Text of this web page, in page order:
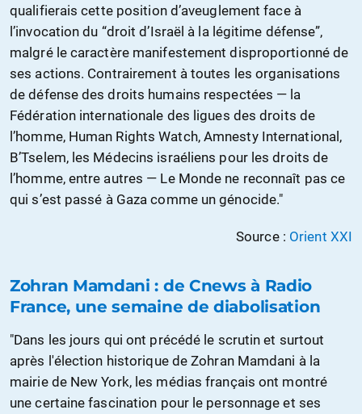
qualifierais cette position d’aveuglement face à
l’invocation du “droit d’Israël à la légitime défense”,
malgré le caractère manifestement disproportionné de
ses actions. Contrairement à toutes les organisations
de défense des droits humains respectées — la
Fédération internationale des ligues des droits de
l’homme, Human Rights Watch, Amnesty International,
B’Tselem, les Médecins israéliens pour les droits de
l’homme, entre autres — Le Monde ne reconnaît pas ce
qui s’est passé à Gaza comme un génocide."
Source : Orient XXI
Zohran Mamdani : de Cnews à Radio
France, une semaine de diabolisation
"Dans les jours qui ont précédé le scrutin et surtout
après l'élection historique de Zohran Mamdani à la
mairie de New York, les médias français ont montré
une certaine fascination pour le personnage et ses